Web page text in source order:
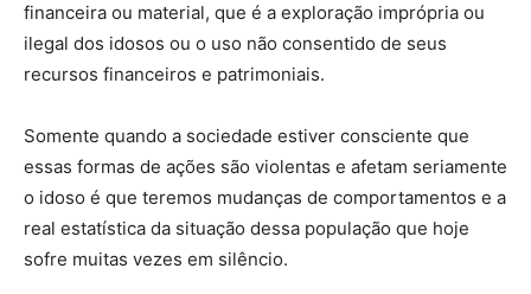
financeira ou material, que é a exploração imprópria ou
ilegal dos idosos ou o uso não consentido de seus
recursos financeiros e patrimoniais.
Somente quando a sociedade estiver consciente que
essas formas de ações são violentas e afetam seriamente
o idoso é que teremos mudanças de comportamentos e a
real estatística da situação dessa população que hoje
sofre muitas vezes em silêncio.